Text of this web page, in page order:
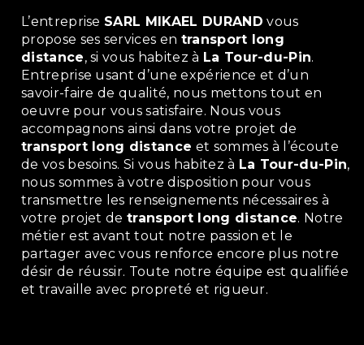
L’entreprise SARL MIKAEL DURAND vous
propose ses services en transport long
distance, si vous habitez à La Tour-du-Pin.
Entreprise usant d’une expérience et d’un
savoir-faire de qualité, nous mettons tout en
oeuvre pour vous satisfaire. Nous vous
accompagnons ainsi dans votre projet de
transport long distance et sommes à l’écoute
de vos besoins. Si vous habitez à La Tour-du-Pin,
nous sommes à votre disposition pour vous
transmettre les renseignements nécessaires à
votre projet detransport long distance. Notre
métier est avant tout notre passion et le
partager avec vous renforce encore plus notre
désir de réussir. Toute notre équipe est qualifiée
et travaille avec propreté et rigueur.